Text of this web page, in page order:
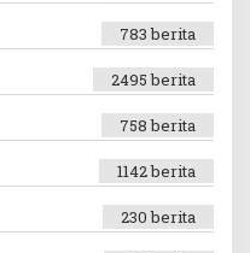
783 berita
2495 berita
758 berita
1142 berita
230 berita